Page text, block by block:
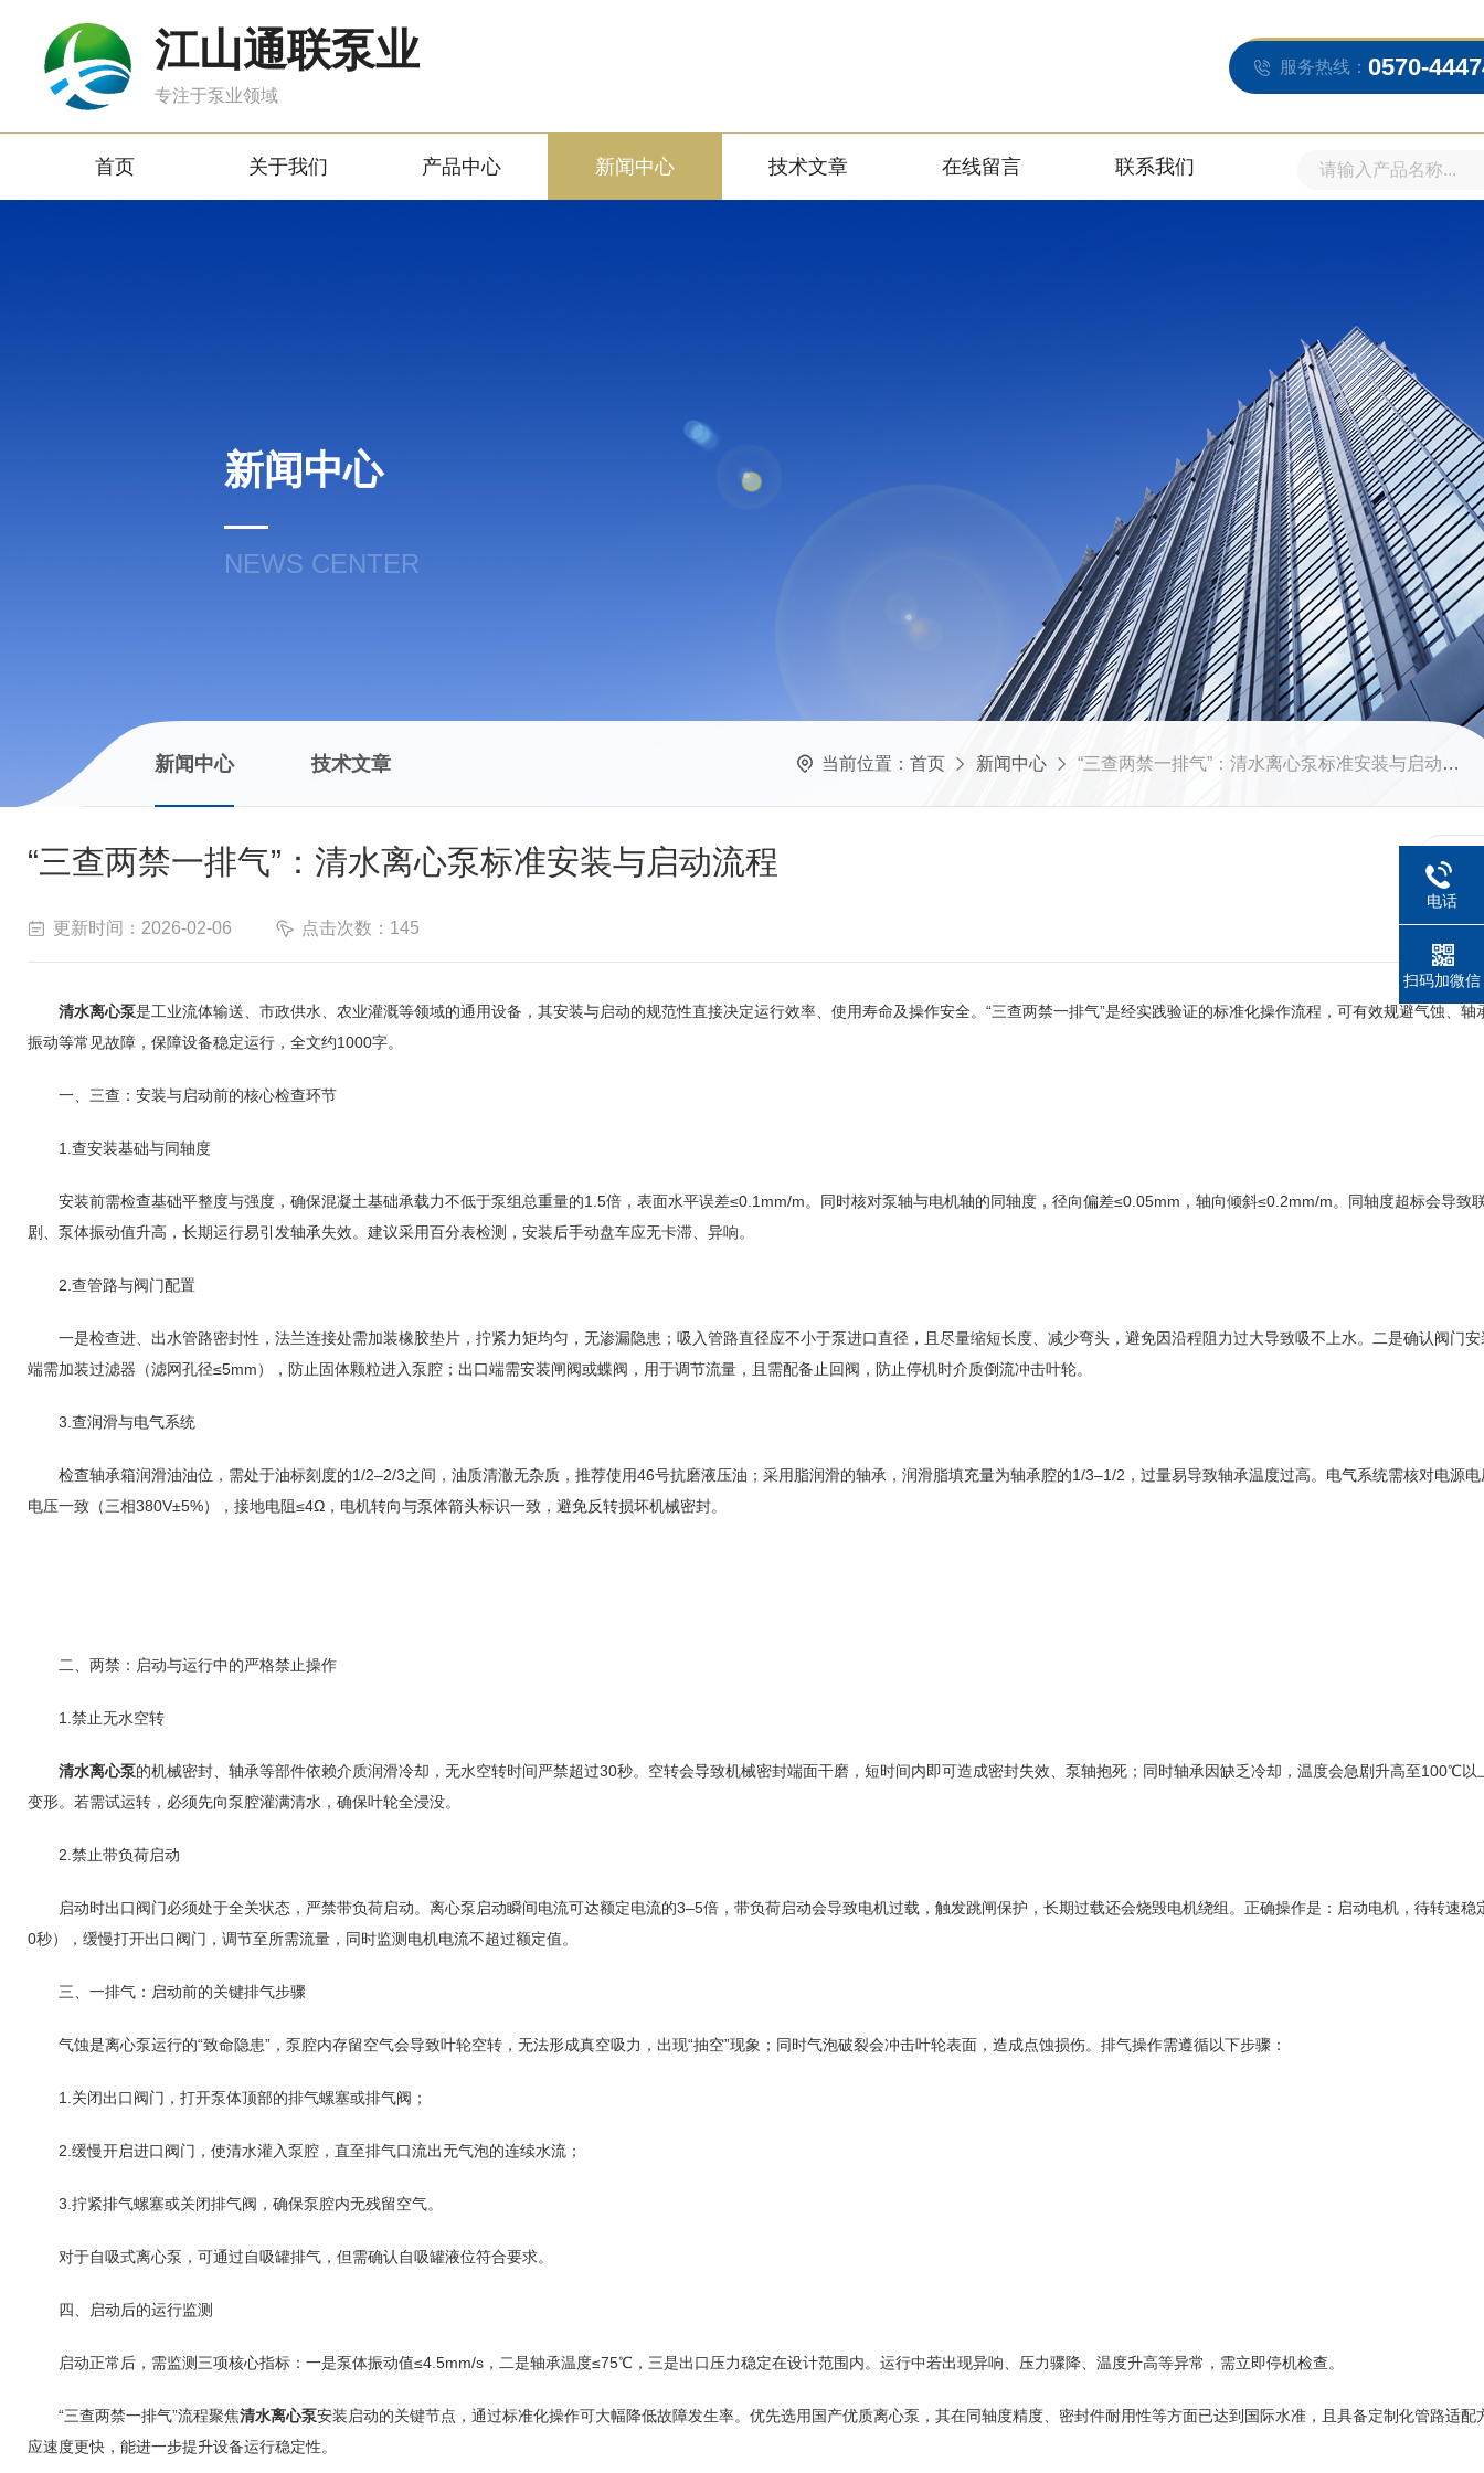
江山通联泵业
专注于泵业领域
服务热线： 0570-
首页 关于我们 产品中心 新闻中心 技术文章 在线留言 联系我们
新闻中心
NEWS CENTER
新闻中心 技术文章 当前位置： 首页 新闻中心 “三查两禁一排气”：清水离心泵标准安装与启动流程
“三查两禁一排气”：清水离心泵标准安装与启动流程
更新时间：2026-02-06 点击次数：145
清水离心泵是工业流体输送、市政供水、农业灌溉等领域的通用设备，其安装与启动的规范性直接决定运行效率、使用寿命及操作安全。“三查两禁一排气”是经实践验证的标准化操作流程，可有效规避气蚀、轴
振动等常见故障，保障设备稳定运行，全文约1000字。
一、三查：安装与启动前的核心检查环节
1.查安装基础与同轴度
安装前需检查基础平整度与强度，确保混凝土基础承载力不低于泵组总重量的1.5倍，表面水平误差≤0.1mm/m。同时核对泵轴与电机轴的同轴度，径向偏差≤0.05mm，轴向倾斜≤0.2mm/m。同轴度超标会导致
剧、泵体振动值升高，长期运行易引发轴承失效。建议采用百分表检测，安装后手动盘车应无卡滞、异响。
2.查管路与阀门配置
一是检查进、出水管路密封性，法兰连接处需加装橡胶垫片，拧紧力矩均匀，无渗漏隐患；吸入管路直径应不小于泵进口直径，且尽量缩短长度、减少弯头，避免因沿程阻力过大导致吸不上水。二是确认阀门
端需加装过滤器（滤网孔径≤5mm），防止固体颗粒进入泵腔；出口端需安装闸阀或蝶阀，用于调节流量，且需配备止回阀，防止停机时介质倒流冲击叶轮。
3.查润滑与电气系统
检查轴承箱润滑油油位，需处于油标刻度的1/2–2/3之间，油质清澈无杂质，推荐使用46号抗磨液压油；采用脂润滑的轴承，润滑脂填充量为轴承腔的1/3–1/2，过量易导致轴承温度过高。电气系统需核对电源电
电压一致（三相380V±5%），接地电阻≤4Ω，电机转向与泵体箭头标识一致，避免反转损坏机械密封。
二、两禁：启动与运行中的严格禁止操作
1.禁止无水空转
清水离心泵的机械密封、轴承等部件依赖介质润滑冷却，无水空转时间严禁超过30秒。空转会导致机械密封端面干磨，短时间内即可造成密封失效、泵轴抱死；同时轴承因缺乏冷却，温度会急剧升高至100℃以
变形。若需试运转，必须先向泵腔灌满清水，确保叶轮全浸没。
2.禁止带负荷启动
启动时出口阀门必须处于全关状态，严禁带负荷启动。离心泵启动瞬间电流可达额定电流的3–5倍，带负荷启动会导致电机过载，触发跳闸保护，长期过载还会烧毁电机绕组。正确操作是：启动电机，待转速稳
0秒），缓慢打开出口阀门，调节至所需流量，同时监测电机电流不超过额定值。
三、一排气：启动前的关键排气步骤
气蚀是离心泵运行的“致命隐患”，泵腔内存留空气会导致叶轮空转，无法形成真空吸力，出现“抽空”现象；同时气泡破裂会冲击叶轮表面，造成点蚀损伤。排气操作需遵循以下步骤：
1.关闭出口阀门，打开泵体顶部的排气螺塞或排气阀；
2.缓慢开启进口阀门，使清水灌入泵腔，直至排气口流出无气泡的连续水流；
3.拧紧排气螺塞或关闭排气阀，确保泵腔内无残留空气。
对于自吸式离心泵，可通过自吸罐排气，但需确认自吸罐液位符合要求。
四、启动后的运行监测
启动正常后，需监测三项核心指标：一是泵体振动值≤4.5mm/s，二是轴承温度≤75℃，三是出口压力稳定在设计范围内。运行中若出现异响、压力骤降、温度升高等异常，需立即停机检查。
“三查两禁一排气”流程聚焦清水离心泵安装启动的关键节点，通过标准化操作可大幅降低故障发生率。优先选用国产优质离心泵，其在同轴度精度、密封件耐用性等方面已达到国际水准，且具备定制化管路适配
应速度更快，能进一步提升设备运行稳定性。
电话
扫码加微信